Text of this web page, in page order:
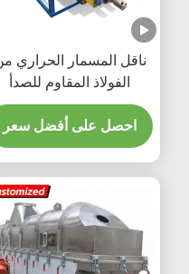
ناقل المسمار الحراري من
الفولاذ المقاوم للصدأ
CH0003 نقل الحرارة
لمتطلبات OEM
احصل على أفضل سعر